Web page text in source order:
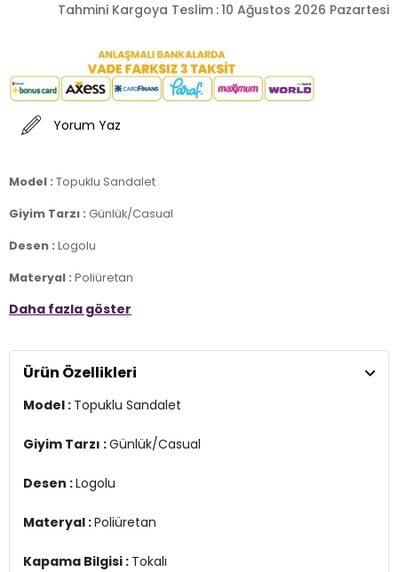
Tahmini Kargoya Teslim :10 Ağustos 2026 Pazartesi
Yorum Yaz
Model : Topuklu Sandalet
Giyim Tarzı : Günlük/Casual
Desen : Logolu
Materyal : Poliüretan
Kapama Bilgisi :Tokalı
Taban Kalınlığı :5,5 cm
Üretim Yeri :Çin
Daha fazla göster
Ürün Özellikleri
Model : Topuklu Sandalet
Giyim Tarzı :Günlük/Casual
Desen :Logolu
Materyal :Poliüretan
Kapama Bilgisi : Tokalı